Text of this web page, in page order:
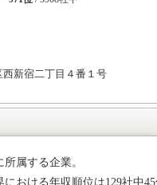
西新宿二丁目４番１号
属する企業。
おける年収順位は129社中